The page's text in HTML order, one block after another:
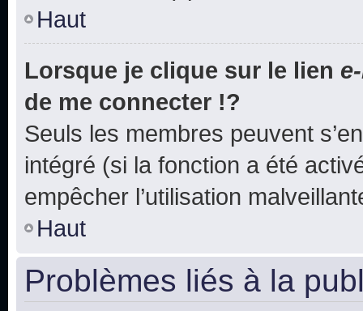
Haut
Lorsque je clique sur le lien
de me connecter !?
Seuls les membres peuvent
intégré (si la fonction a été
empêcher l’utilisation
Haut
Problèmes liés à la